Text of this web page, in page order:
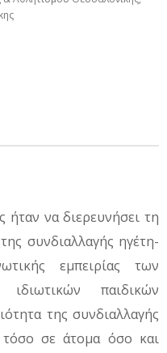
ήταν να διερευνήσει τη
συνδιαλλαγής ηγέτη-
εμπειρίας των
παιδικών
της συνδιαλλαγής
τόσο σε άτομα όσο και